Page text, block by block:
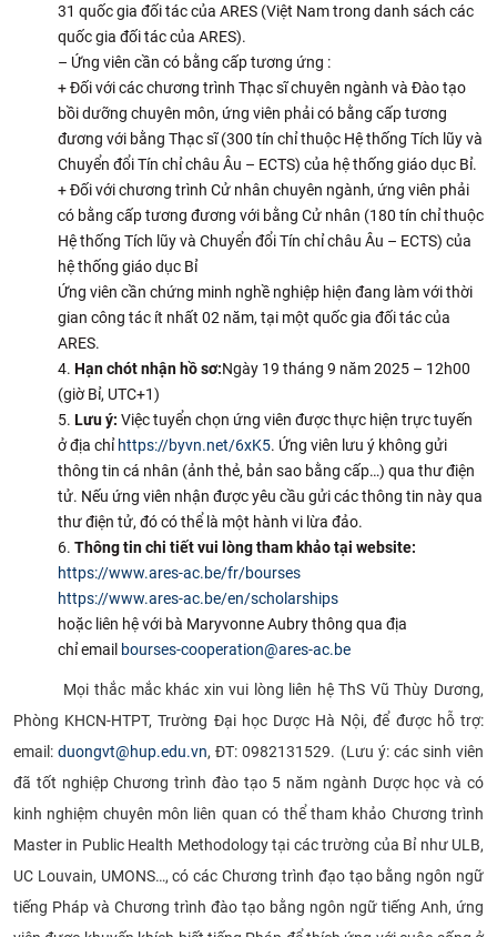
31 quốc gia đối tác của ARES (Việt Nam trong danh sách các
quốc gia đối tác của ARES).
– Ứng viên cần có bằng cấp tương ứng :
+ Đối với các chương trình Thạc sĩ chuyên ngành và Đào tạo
bồi dưỡng chuyên môn, ứng viên phải có bằng cấp tương
đương với bằng Thạc sĩ (300 tín chỉ thuộc Hệ thống Tích lũy và
Chuyển đổi Tín chỉ châu Âu – ECTS) của hệ thống giáo dục Bỉ.
+ Đối với chương trình Cử nhân chuyên ngành, ứng viên phải
có bằng cấp tương đương với bằng Cử nhân (180 tín chỉ thuộc
Hệ thống Tích lũy và Chuyển đổi Tín chỉ châu Âu – ECTS) của
hệ thống giáo dục Bỉ
Ứng viên cần chứng minh nghề nghiệp hiện đang làm với thời
gian công tác ít nhất 02 năm, tại một quốc gia đối tác của
ARES.
Hạn chót nhận hồ sơ:Ngày 19 tháng 9 năm 2025 – 12h00
(giờ Bỉ, UTC+1)
Lưu ý: Việc tuyển chọn ứng viên được thực hiện trực tuyến
ở địa chỉhttps://byvn.net/6xK5. Ứng viên lưu ý không gửi
thông tin cá nhân (ảnh thẻ, bản sao bằng cấp…) qua thư điện
tử. Nếu ứng viên nhận được yêu cầu gửi các thông tin này qua
thư điện tử, đó có thể là một hành vi lừa đảo.
Thông tin chi tiết vui lòng tham khảo tại website:
https://www.ares-ac.be/fr/bourses
https://www.ares-ac.be/en/scholarships
hoặc liên hệ với bà Maryvonne Aubry thông qua địa
chỉ email bourses-cooperation@ares-ac.be
Mọi thắc mắc khác xin vui lòng liên hệ ThS Vũ Thùy Dương,
Phòng KHCN-HTPT, Trường Đại học Dược Hà Nội, để được hỗ trợ:
email:duongvt@hup.edu.vn, ĐT: 0982131529. (Lưu ý: các sinh viên
đã tốt nghiệp Chương trình đào tạo 5 năm ngành Dược học và có
kinh nghiệm chuyên môn liên quan có thể tham khảo Chương trình
Master in Public Health Methodology tại các trường của Bỉ như ULB,
UC Louvain, UMONS…, có các Chương trình đạo tạo bằng ngôn ngữ
tiếng Pháp và Chương trình đào tạo bằng ngôn ngữ tiếng Anh, ứng